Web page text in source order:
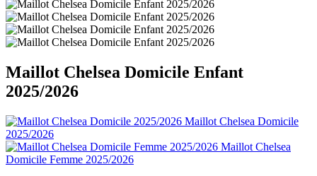
Maillot Chelsea Domicile Enfant
2025/2026
Maillot Chelsea Domicile
2025/2026
Maillot Chelsea
Domicile Femme 2025/2026